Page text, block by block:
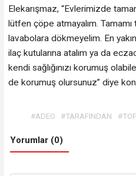
Elekarışmaz, “Evlerimizde
lütfen çöpe atmayalım.
lavabolara dökmeyelim. En
ilaç kutularına atalım ya da
kendi sağlığınızı korumuş
de korumuş olursunuz” diye
#ADEO #TARAFINDAN
Yorumlar (0)